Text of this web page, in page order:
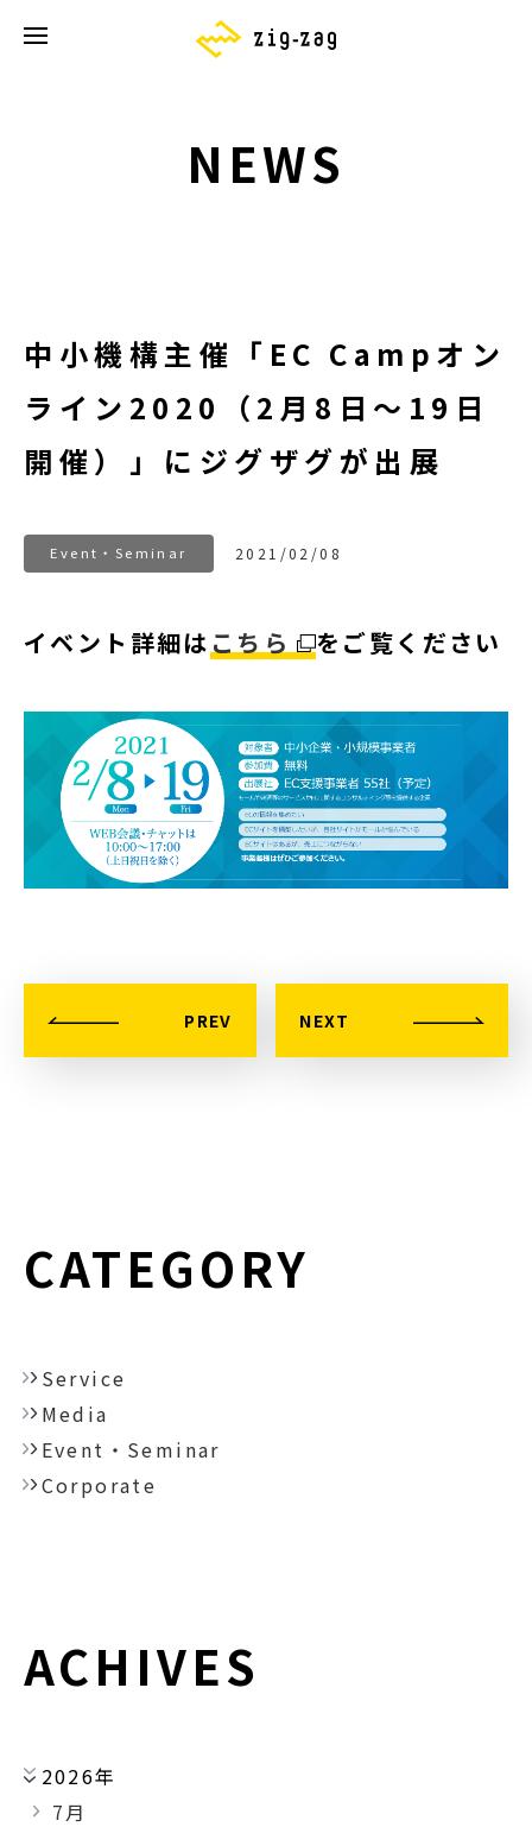
NEWS
中小機構主催「EC Campオン
ライン2020（2月8日～19日
開催）」にジグザグが出展
Event・Seminar 2021/02/08
イベント詳細は こちら をご覧ください
PREV NEXT
CATEGORY
Service
Media
Event・Seminar
Corporate
ACHIVES
2026年
7月